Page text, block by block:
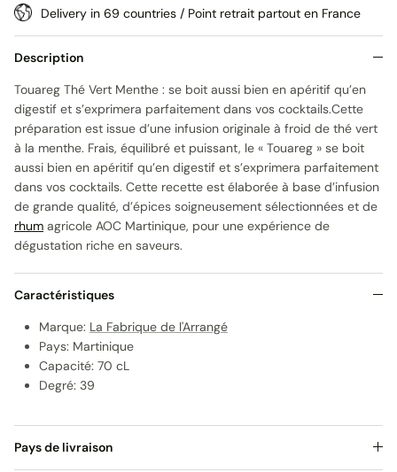
Delivery in 69 countries / Point retrait partout en France
Description
Touareg Thé Vert Menthe : se boit aussi bien en apéritif qu’en
digestif et s’exprimera parfaitement dans vos cocktails.Cette
préparation est issue d’une infusion originale à froid de thé vert
à la menthe. Frais, équilibré et puissant, le « Touareg » se boit
aussi bien en apéritif qu’en digestif et s’exprimera parfaitement
dans vos cocktails. Cette recette est élaborée à base d’infusion
de grande qualité, d’épices soigneusement sélectionnées et de
rhum agricole AOC Martinique, pour une expérience de
dégustation riche en saveurs.
Caractéristiques
Marque: La Fabrique de l'Arrangé
Pays: Martinique
Capacité: 70 cL
Degré: 39
Pays de livraison